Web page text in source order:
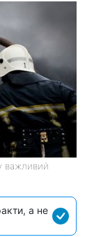
важливий
а не